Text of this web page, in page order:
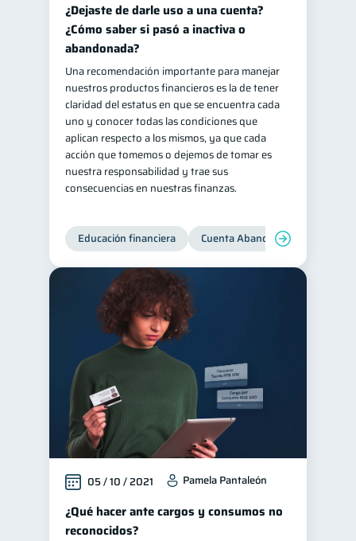
¿Dejaste de darle uso a una cuenta?
¿Cómo saber si pasó a inactiva o
abandonada?
Una recomendación importante para manejar
nuestros productos financieros es la de tener
claridad del estatus en que se encuentra cada
uno y conocer todas las condiciones que
aplican respecto a los mismos, ya que cada
acción que tomemos o dejemos de tomar es
nuestra responsabilidad y trae sus
consecuencias en nuestras finanzas.
Educación financiera Cuenta Abandonada
05 / 10 / 2021 Pamela Pantaleón
¿Qué hacer ante cargos y consumos no
reconocidos?